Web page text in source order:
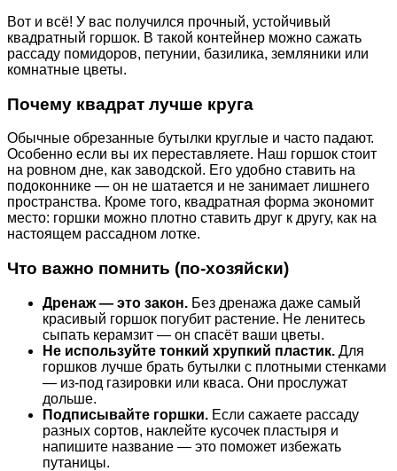
Вот и всё! У вас получился прочный, устойчивый
квадратный горшок. В такой контейнер можно сажать
рассаду помидоров, петунии, базилика, земляники или
комнатные цветы.
Почему квадрат лучше круга
Обычные обрезанные бутылки круглые и часто падают.
Особенно если вы их переставляете. Наш горшок стоит
на ровном дне, как заводской. Его удобно ставить на
подоконнике — он не шатается и не занимает лишнего
пространства. Кроме того, квадратная форма экономит
место: горшки можно плотно ставить друг к другу, как на
настоящем рассадном лотке.
Что важно помнить (по-хозяйски)
Дренаж — это закон. Без дренажа даже самый
красивый горшок погубит растение. Не ленитесь
сыпать керамзит — он спасёт ваши цветы.
Не используйте тонкий хрупкий пластик. Для
горшков лучше брать бутылки с плотными стенками
— из-под газировки или кваса. Они прослужат
дольше.
Подписывайте горшки. Если сажаете рассаду
разных сортов, наклейте кусочек пластыря и
напишите название — это поможет избежать
путаницы.